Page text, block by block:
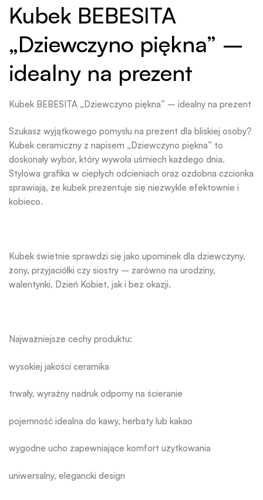
Kubek BEBESITA
„Dziewczyno piękna” –
idealny na prezent
Kubek BEBESITA „Dziewczyno piękna” – idealny na prezent
Szukasz wyjątkowego pomysłu na prezent dla bliskiej osoby?
Kubek ceramiczny z napisem „Dziewczyno piękna” to
doskonały wybór, który wywoła uśmiech każdego dnia.
Stylowa grafika w ciepłych odcieniach oraz ozdobna czcionka
sprawiają, że kubek prezentuje się niezwykle efektownie i
kobieco.
Kubek świetnie sprawdzi się jako upominek dla dziewczyny,
żony, przyjaciółki czy siostry – zarówno na urodziny,
walentynki, Dzień Kobiet, jak i bez okazji.
Najważniejsze cechy produktu:
wysokiej jakości ceramika
trwały, wyraźny nadruk odporny na ścieranie
pojemność idealna do kawy, herbaty lub kakao
wygodne ucho zapewniające komfort użytkowania
uniwersalny, elegancki design